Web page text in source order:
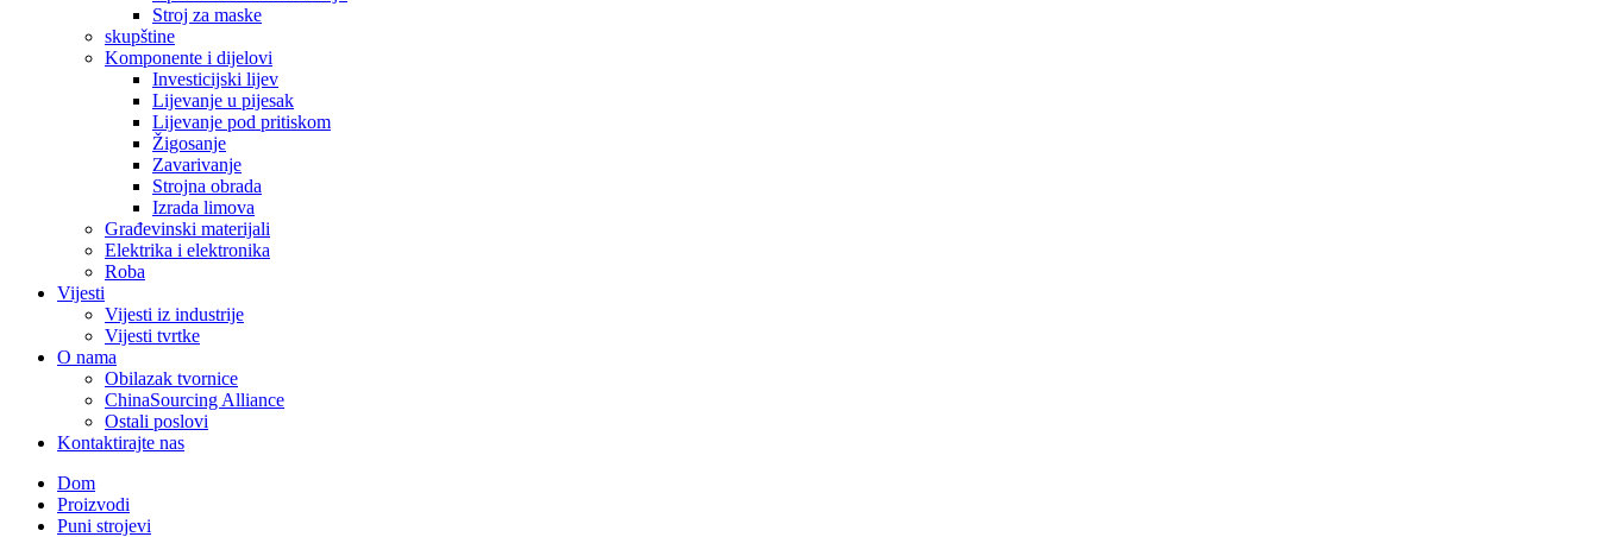
Stroj za maske
skupštine
Komponente i dijelovi
Investicijski lijev
Lijevanje u pijesak
Lijevanje pod pritiskom
Žigosanje
Zavarivanje
Strojna obrada
Izrada limova
Građevinski materijali
Elektrika i elektronika
Roba
Vijesti
Vijesti iz industrije
Vijesti tvrtke
O nama
Obilazak tvornice
ChinaSourcing Alliance
Ostali poslovi
Kontaktirajte nas
Dom
Proizvodi
Puni strojevi